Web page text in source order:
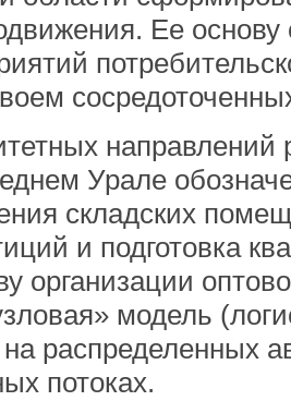
Ее
направлений
Урале
складских
и подготовка
организации
модель
распределенных
потоках.